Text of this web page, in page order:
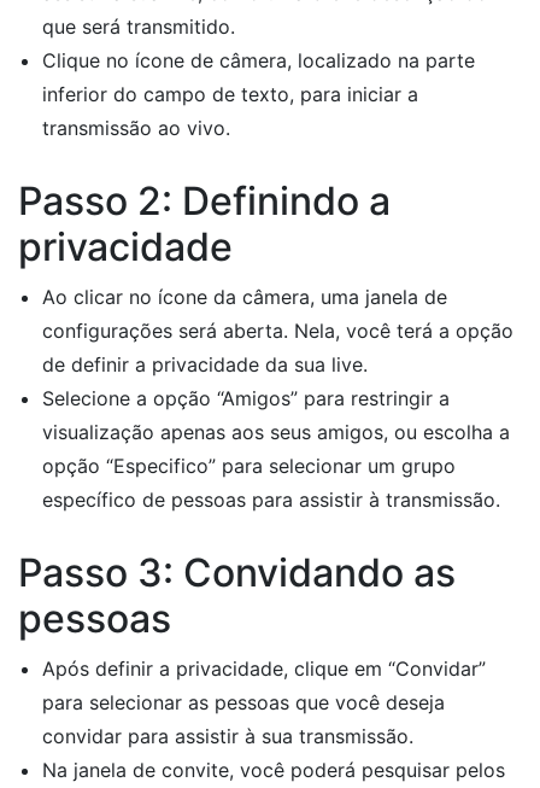
que será transmitido.
Clique no ícone de câmera, localizado na parte
inferior do campo de texto, para iniciar a
transmissão ao vivo.
Passo 2: Definindo a
privacidade
Ao clicar no ícone da câmera, uma janela de
configurações será aberta. Nela, você terá a opção
de definir a privacidade da sua live.
Selecione a opção “Amigos” para restringir a
visualização apenas aos seus amigos, ou escolha a
opção “Especifico” para selecionar um grupo
específico de pessoas para assistir à transmissão.
Passo 3: Convidando as
pessoas
Após definir a privacidade, clique em “Convidar”
para selecionar as pessoas que você deseja
convidar para assistir à sua transmissão.
Na janela de convite, você poderá pesquisar pelos